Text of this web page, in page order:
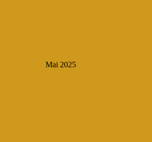
Mai 2025